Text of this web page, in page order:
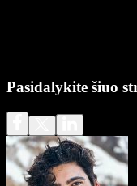
Pasidalykite šiuo